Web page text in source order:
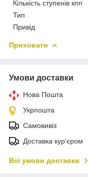
Кількість ступенів кпп
Тип
Привід
Приховати
Умови доставки
Нова Пошта
Укрпошта
Самовивіз
Доставка кур'єром
Всі умови доставки